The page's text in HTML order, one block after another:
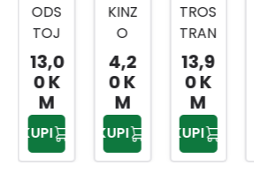
ODS
TOJ
NI
TANJ
UR
13,0
0 K
M
KUPI
KINZ
O
VRTN
E
VEZI
CE
20/1
4,2
0 K
M
KUPI
TROS
TRAN
A
TURP
IJA
ZA
OŠTR
ENJE
13,9
0 K
M
KUPI